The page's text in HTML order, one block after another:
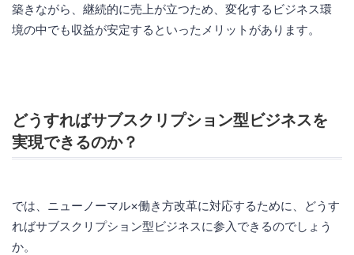
築きながら、継続的に売上が立つため、変化するビジネス環
境の中でも収益が安定するといったメリットがあります。
どうすればサブスクリプション型ビジネスを
実現できるのか？
では、ニューノーマル×働き方改革に対応するために、どうす
ればサブスクリプション型ビジネスに参入できるのでしょう
か。